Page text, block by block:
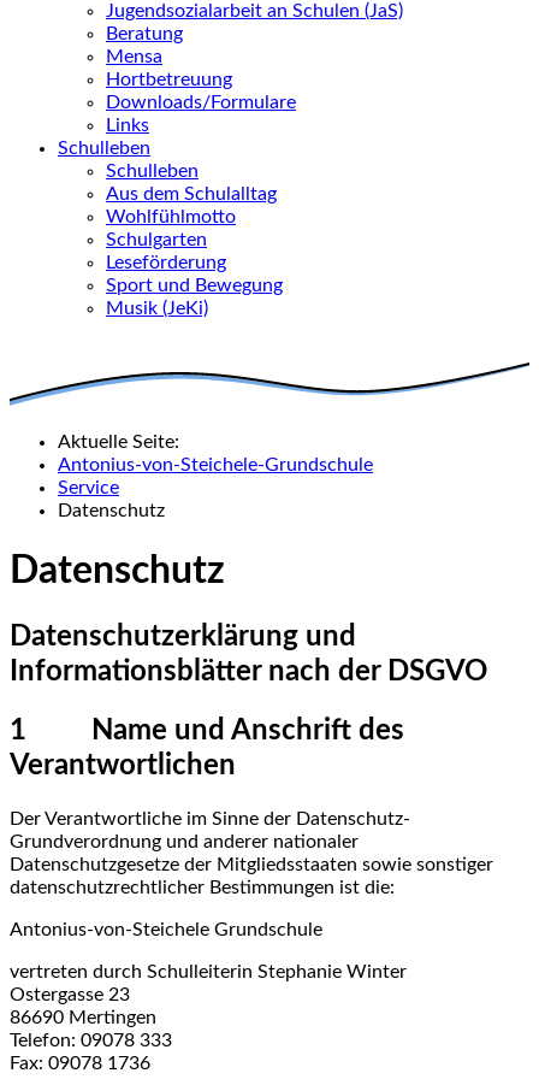
Jugendsozialarbeit an Schulen (JaS)
Beratung
Mensa
Hortbetreuung
Downloads/Formulare
Links
Schulleben
Schulleben
Aus dem Schulalltag
Wohlfühlmotto
Schulgarten
Leseförderung
Sport und Bewegung
Musik (JeKi)
Aktuelle Seite:
Antonius-von-Steichele-Grundschule
Service
Datenschutz
Datenschutz
Datenschutzerklärung und
Informationsblätter nach der DSGVO
1 Name und Anschrift des
Verantwortlichen
Der Verantwortliche im Sinne der Datenschutz-
Grundverordnung und anderer nationaler
Datenschutzgesetze der Mitgliedsstaaten sowie sonstiger
datenschutzrechtlicher Bestimmungen ist die:
Antonius-von-Steichele Grundschule
vertreten durch Schulleiterin Stephanie Winter
Ostergasse 23
86690 Mertingen
Telefon: 09078 333
Fax: 09078 1736